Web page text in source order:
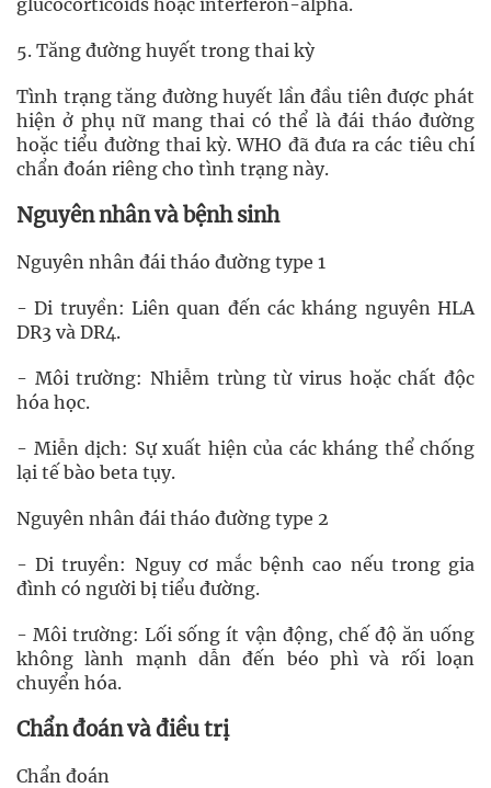
glucocorticoids hoặc interferon-alpha.
5. Tăng đường huyết trong thai kỳ
Tình trạng tăng đường huyết lần đầu tiên được phát
hiện ở phụ nữ mang thai có thể là đái tháo đường
hoặc tiểu đường thai kỳ. WHO đã đưa ra các tiêu chí
chẩn đoán riêng cho tình trạng này.
Nguyên nhân và bệnh sinh
Nguyên nhân đái tháo đường type 1
- Di truyền: Liên quan đến các kháng nguyên HLA
DR3 và DR4.
- Môi trường: Nhiễm trùng từ virus hoặc chất độc
hóa học.
- Miễn dịch: Sự xuất hiện của các kháng thể chống
lại tế bào beta tụy.
Nguyên nhân đái tháo đường type 2
- Di truyền: Nguy cơ mắc bệnh cao nếu trong gia
đình có người bị tiểu đường.
- Môi trường: Lối sống ít vận động, chế độ ăn uống
không lành mạnh dẫn đến béo phì và rối loạn
chuyển hóa.
Chẩn đoán và điều trị
Chẩn đoán